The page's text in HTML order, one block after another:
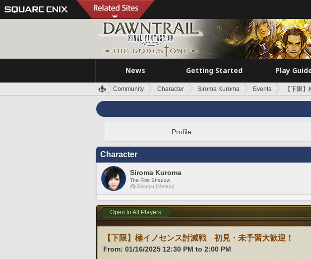
News Getting Started Play
Community Character Siroma Kuroma Events 【下限
Profile
Character
Siroma Kuroma
The First Shadow
Shinryu [Meteor]
Open to All Players
【下限】極イノセンス討滅戦 初見・未予習大歓迎！
From: 01/16/2025 12:30 PM to 2:00 PM